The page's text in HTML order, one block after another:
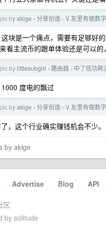
byakige › 分享创造 › V 友里有做数
这块是一个痛点，需要有足够好
看主流币的跟单体验还是可以的
by littlesubgirl › 路由器 › 中了低功耗
度电的飘过
byakige › 分享创造 › V 友里有做数
，这个行业确实赚钱机会不少。
by akige
· Advertise · Blog · API ·
区
by solitude